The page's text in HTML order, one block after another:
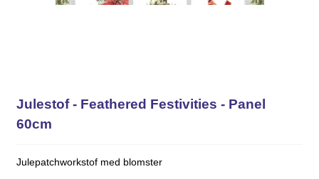
Julestof - Feathered Festivities - Panel
60cm
Julepatchworkstof med blomster